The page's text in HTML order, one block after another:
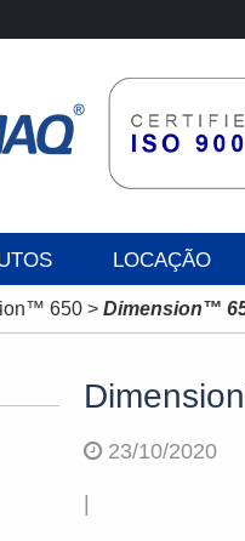
LOCAÇÃO
650 > Dimension™
23/10/2020